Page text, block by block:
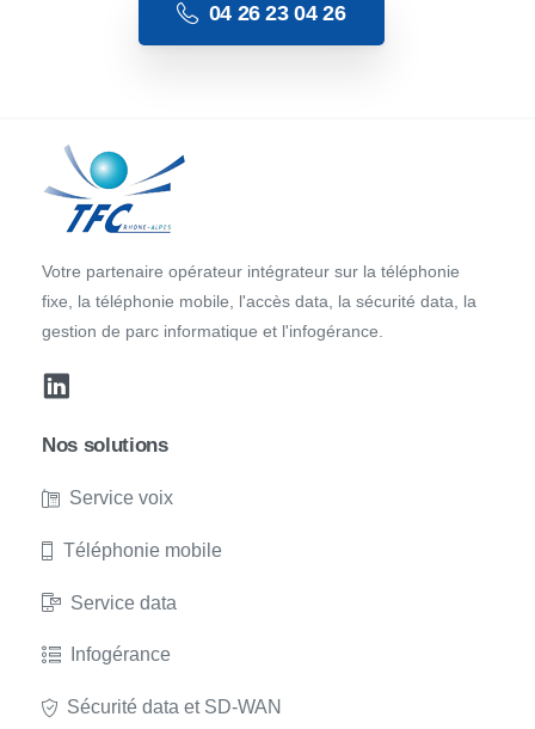
04 26 23 04 26
Votre partenaire opérateur intégrateur sur la téléphonie
fixe, la téléphonie mobile, l'accès data, la sécurité data, la
gestion de parc informatique et l'infogérance.
Nos solutions
Service voix
Téléphonie mobile
Service data
Infogérance
Sécurité data et SD-WAN